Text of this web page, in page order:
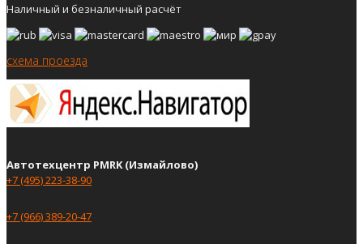
Наличный и безналичный расчёт
схема проезда
Автотехцентр PMRK (Измайлово)
+7 (495) 223-38-90
+7 (966) 389-20-47